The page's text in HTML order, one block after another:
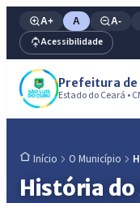
A+ A A-
Acessibilidade
Prefeitura de
Estado do Ceará •
Início O Município
História